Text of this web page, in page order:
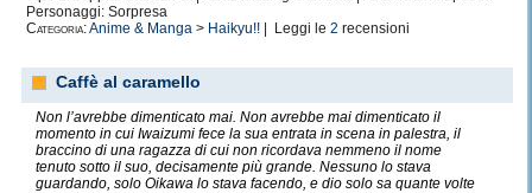
Personaggi: Sorpresa
Categoria:Anime & Manga > Haikyu!! | Leggi le 2 recensioni
Caffè al caramello
Non l’avrebbe dimenticato mai. Non avrebbe mai dimenticato il
momento in cui Iwaizumi fece la sua entrata in scena in palestra, il
braccino di una ragazza di cui non ricordava nemmeno il nome
tenuto sotto il suo, decisamente più grande. Nessuno lo stava
guardando, solo Oikawa lo stava facendo, e dio solo sa quante volte